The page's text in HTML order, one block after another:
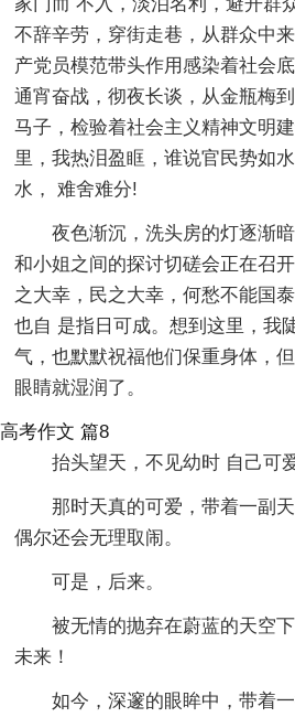
不辞辛劳，穿街走巷，从群众中
产党员模范带头作用感染着社会
通宵奋战，彻夜长谈，从金瓶梅
马子，检验着社会主义精神文明
里，我热泪盈眶，谁说官民势如
水， 难舍难分!
夜色渐沉，洗头房的灯逐渐
和小姐之间的探讨切磋会正在召
之大幸，民之大幸，何愁不能国
也自 是指日可成。想到这里，我
气，也默默祝福他们保重身体，
眼睛就湿润了。
高考作文 篇8
抬头望天，不见幼时 自己可
那时天真的可爱，带着一副
偶尔还会无理取闹。
可是，后来。
被无情的抛弃在蔚蓝的天空
未来！
如今，深邃的眼眸中，带着一